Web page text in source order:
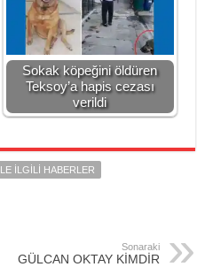
Sokak köpeğini öldüren
Teksoy’a hapis cezası
verildi
ILGILI HABERLER
Sonaraki
GÜLCAN OKTAY KİMDİR